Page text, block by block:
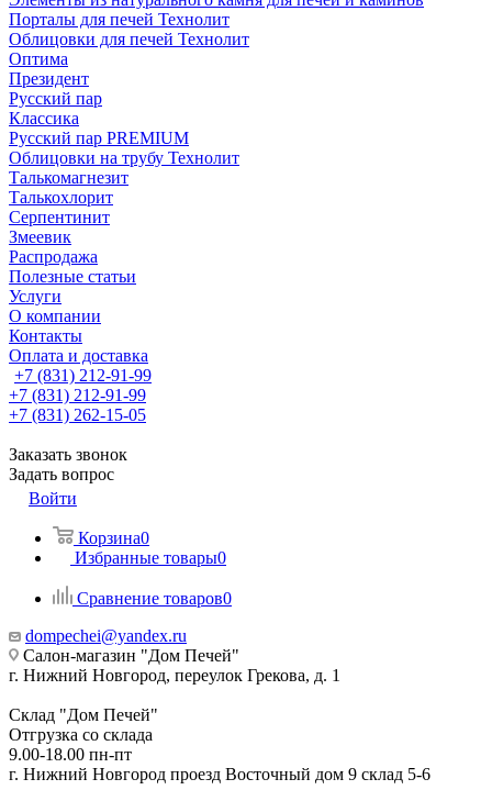
Порталы для печей Технолит
Облицовки для печей Технолит
Оптима
Президент
Русский пар
Классика
Русский пар PREMIUM
Облицовки на трубу Технолит
Талькомагнезит
Талькохлорит
Серпентинит
Змеевик
Распродажа
Полезные статьи
Услуги
О компании
Контакты
Оплата и доставка
+7 (831) 212-91-99
+7 (831) 212-91-99
+7 (831) 262-15-05
Заказать звонок
Задать вопрос
Войти
Корзина0
Избранные товары0
Сравнение товаров0
dompechei@yandex.ru
Салон-магазин "Дом Печей"
г. Нижний Новгород, переулок Грекова, д. 1
Склад "Дом Печей"
Отгрузка со склада
9.00-18.00 пн-пт
г. Нижний Новгород проезд Восточный дом 9 склад 5-6